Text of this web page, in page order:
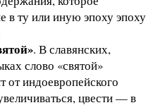
в ту или иную эпоху эпоху
. В славянских,
слово «святой»
от индоевропейского
цвести — в